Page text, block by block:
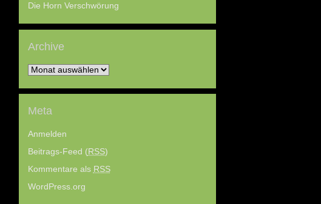
Die Horn Verschwörung
Archive
Archive
Meta
Anmelden
Beitrags-Feed (RSS)
Kommentare als RSS
WordPress.org